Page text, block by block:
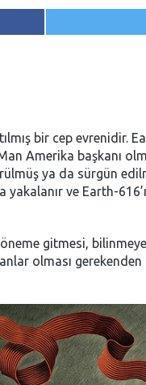
bir cep evrenidir.
Amerika başkanı
ya da sürgün
ve Earth-
gitmesi,
olması